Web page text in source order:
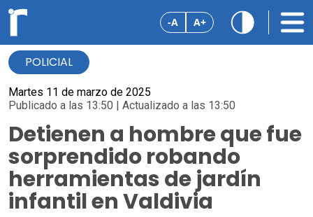
-A A+
POLICIAL
Martes 11 de marzo de 2025
Publicado a las 13:50 | Actualizado a las 13:50
Detienen a hombre que fue
sorprendido robando
herramientas de jardín
infantil en Valdivia